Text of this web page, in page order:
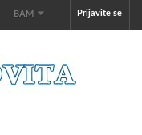
Prijavite se
BAM